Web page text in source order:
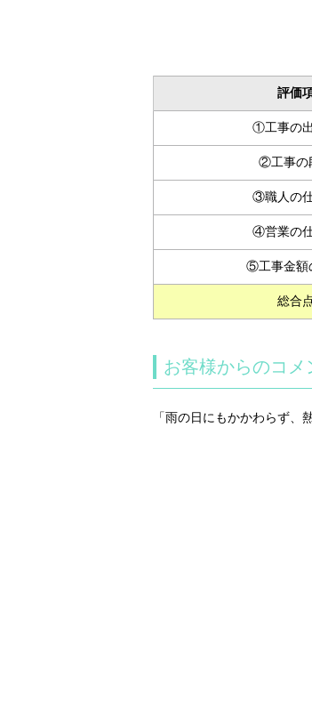
評価
①工事の
②工事の
③職人の
④営業の
⑤工事金額
総合
お客様からのコメ
「雨の日にもかかわらず